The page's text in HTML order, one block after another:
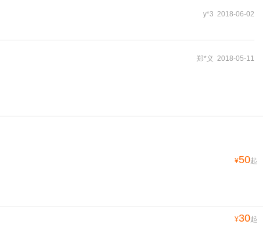
y*3 2018-06-02
郑*义 2018-05-11
¥50起
¥30起